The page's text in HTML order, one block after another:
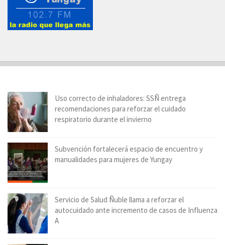
Uso correcto de inhaladores: SSÑ entrega
recomendaciones para reforzar el cuidado
respiratorio durante el invierno
Subvención fortalecerá espacio de encuentro y
manualidades para mujeres de Yungay
Servicio de Salud Ñuble llama a reforzar el
autocuidado ante incremento de casos de Influenza
A